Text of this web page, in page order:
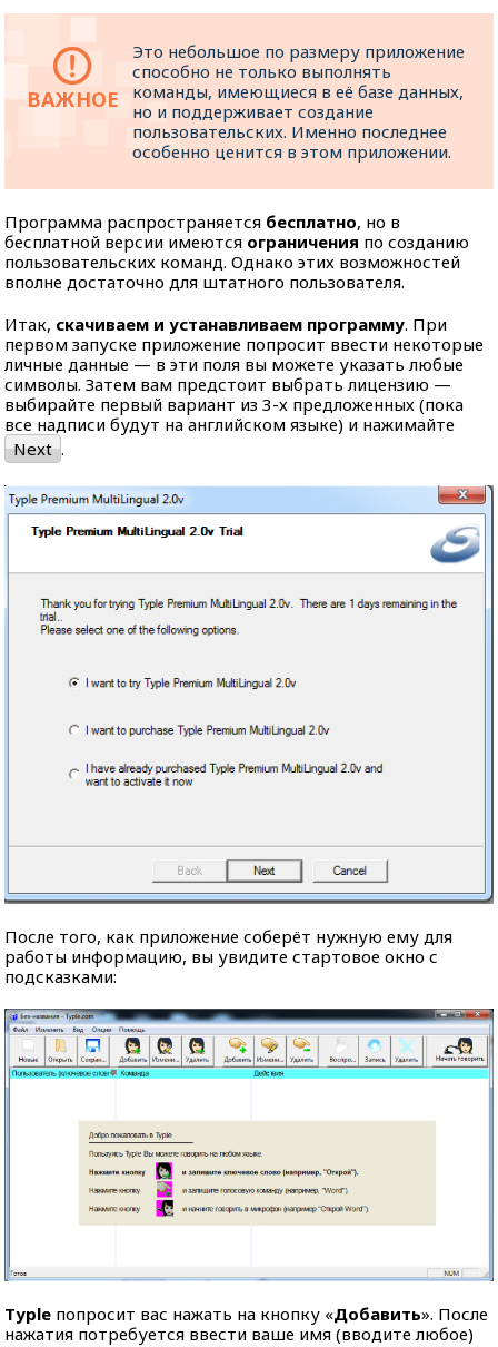
Это небольшое по размеру приложение
способно не только выполнять
команды, имеющиеся в её базе данных,
но и поддерживает создание
пользовательских. Именно последнее
особенно ценится в этом приложении.
Программа распространяется бесплатно, но в
бесплатной версии имеются ограничения по созданию
пользовательских команд. Однако этих возможностей
вполне достаточно для штатного пользователя.
Итак, скачиваем и устанавливаем программу. При
первом запуске приложение попросит ввести некоторые
личные данные — в эти поля вы можете указать любые
символы. Затем вам предстоит выбрать лицензию —
выбирайте первый вариант из 3-х предложенных (пока
все надписи будут на английском языке) и нажимайте
Next .
После того, как приложение соберёт нужную ему для
работы информацию, вы увидите стартовое окно с
подсказками:
Typle попросит вас нажать на кнопку «Добавить». После
нажатия потребуется ввести ваше имя (вводите любое)